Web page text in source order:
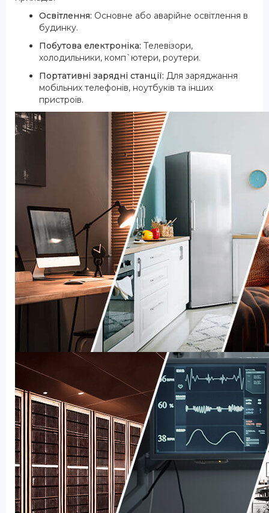
Освітлення: Основне або аварійне освітлення в
будинку.
Побутова електроніка: Телевізори,
холодильники, комп`ютери, роутери.
Портативні зарядні станції: Для заряджання
мобільних телефонів, ноутбуків та інших
пристроїв.